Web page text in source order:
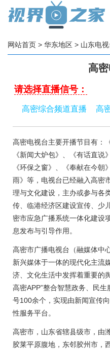
网站首页 > 华东地区 > 山东电视
高
请选择直播信号：
高密综合频道直播 高
高密电视台主要开播节目有：
《新闻大炉包》、《有话直说
《环保之窗》、《奉献在今
雨》等，电视台已经融入高密
理与文化建设，主办或参与各
传、临港经济区建设宣传、少
密市应急广播系统一体化建设
息发布与引导作用。
高密市广播电视台（融媒体中
新兴媒体于一体的现代化主流
济、文化生活中发挥着重要的
高密APP”整合智慧政务、民
号100余个，实现由新闻宣传
性服务平台。
高密市，山东省辖县级市，由
胶莱平原腹地，东邻胶州市，